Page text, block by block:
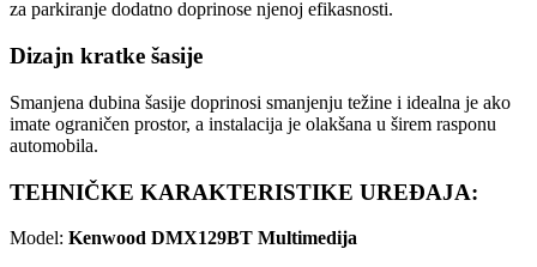
za parkiranje dodatno doprinose njenoj efikasnosti.
Dizajn kratke šasije
Smanjena dubina šasije doprinosi smanjenju težine i idealna je ako
imate ograničen prostor, a instalacija je olakšana u širem rasponu
automobila.
TEHNIČKE KARAKTERISTIKE UREĐAJA:
Model: Kenwood DMX129BT Multimedija